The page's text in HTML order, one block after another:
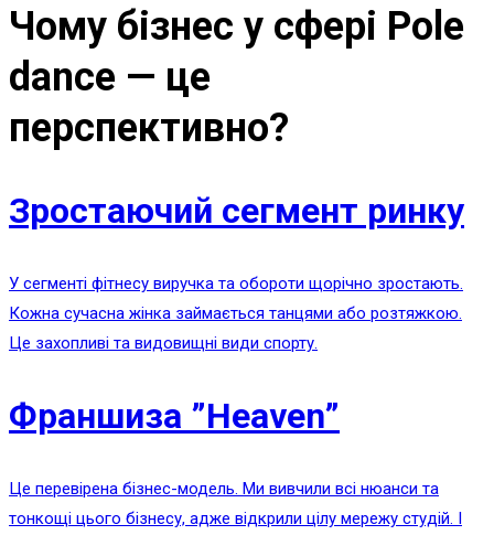
Чому бізнес у сфері Pole
dance — це
перспективно?
Зростаючий сегмент ринку
У сегменті фітнесу виручка та обороти щорічно зростають.
Кожна сучасна жінка займається танцями або розтяжкою.
Це захопливі та видовищні види спорту.
Франшиза ”Heaven”
Це перевірена бізнес-модель. Ми вивчили всі нюанси та
тонкощі цього бізнесу, адже відкрили цілу мережу студій. І